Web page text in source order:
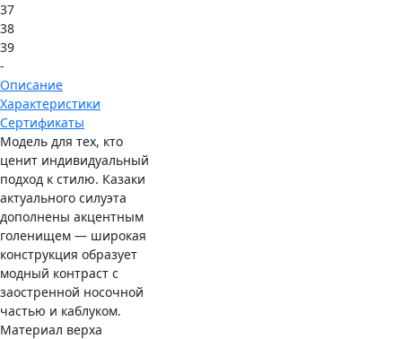
37
38
39
-
Описание
Характеристики
Сертификаты
Модель для тех, кто
ценит индивидуальный
подход к стилю. Казаки
актуального силуэта
дополнены акцентным
голенищем — широкая
конструкция образует
модный контраст с
заостренной носочной
частью и каблуком.
Материал верха